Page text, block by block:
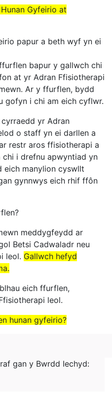
Gyfeirio at
papur a beth wyf yn ei
bapur y gallwch chi
at yr Adran Ffisiotherapi
Ar y ffurflen, bydd
gofyn i chi am eich cyflwr.
yr Adran
o staff yn ei darllen a
restr aros ffisiotherapi a
i drefnu apwyntiad yn
eich manylion cyswllt
gynnwys eich rhif ffôn
meddygfeydd ar
Betsi Cadwaladr neu
leol. Gallwch hefyd
eich ffurflen,
leol.
hunan gyfeirio?
gan y Bwrdd Iechyd: